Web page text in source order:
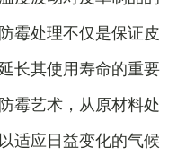
霉处理不仅是保证皮
长其使用寿命的重要
霉艺术，从原材料处
适应日益变化的气候